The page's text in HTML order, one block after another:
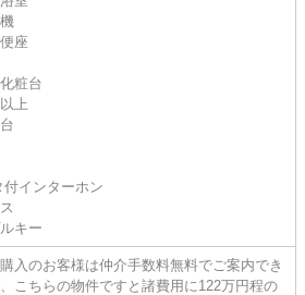
座
粧台
上
インターホン
キー
入のお客様は仲介手数料無料でご案内でき
こちらの物件ですと諸費用に122万円程の